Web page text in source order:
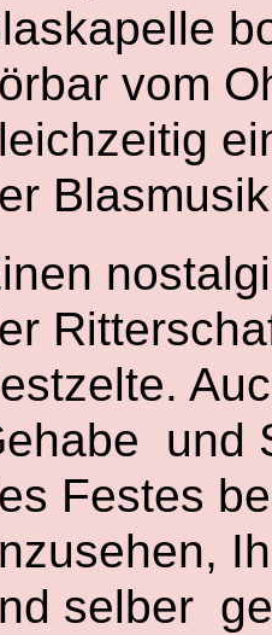
vom
und
Festes
selber